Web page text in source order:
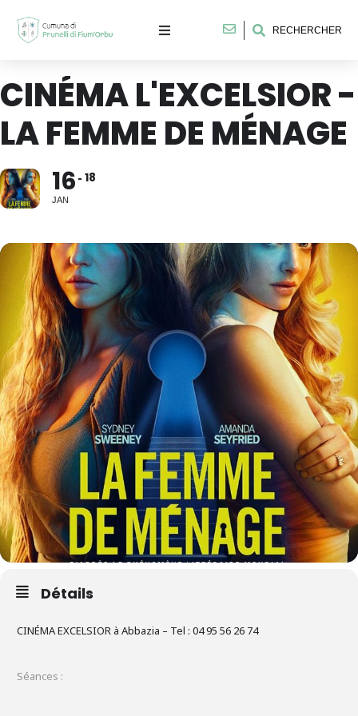
RECHERCHER
CINÉMA L'EXCELSIOR -
LA FEMME DE MÉNAGE
16
JAN
18
Détails
CINÉMA EXCELSIOR à Abbazia – Tel : 04 95 56 26 74
Séances :